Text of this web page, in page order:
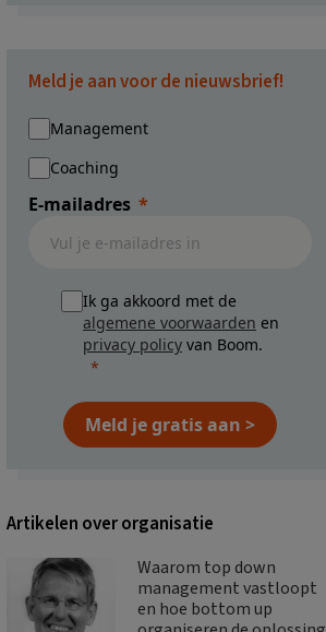
Meld je aan voor de nieuwsbrief!
Management
Coaching
E-mailadres
Ik ga akkoord met de
algemene voorwaarden en
privacy policy van Boom.
Meld je gratis aan >
Artikelen over organisatie
Waarom top down
management vastloopt
en hoe bottom up